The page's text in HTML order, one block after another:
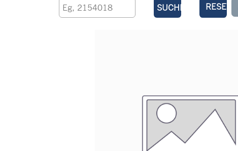
SUCHEN RESET